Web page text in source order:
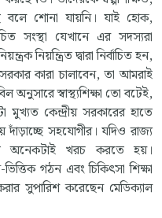
বলে শোনা যায়নি। যাই হোক,
সংস্থা যেখানে এর সদস্যরা
নিয়ন্ত্রিত দ্বারা নির্বাচিত হন,
কারা চালাবেন, তা আমরাই
অনুসারে স্বাস্থ্যশিক্ষা তো বটেই,
মুখ্যত কেন্দ্রীয় সরকারের হাতে
সহযোগীর। যদিও রাজ্য
অনেকটাই খরচ করতে হয়।
গঠন এবং চিকিৎসা শিক্ষা
সুপারিশ করেছেন মেডিক্যাল